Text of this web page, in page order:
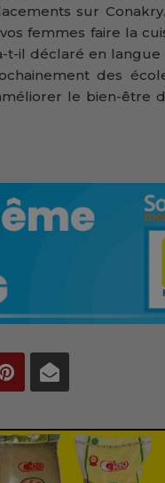
sur
femmes faire la
t-il déclaré en
des
le bien-être